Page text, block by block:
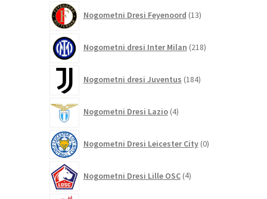
Nogometni Dresi Feyenoord 13izdelkov
Nogometni dresi Inter Milan 218izdelkov
Nogometni dresi Juventus 184izdelkov
Nogometni Dresi Lazio 4izdelki
Nogometni Dresi Leicester City 0izdelkov
Nogometni Dresi Lille OSC 4izdelki